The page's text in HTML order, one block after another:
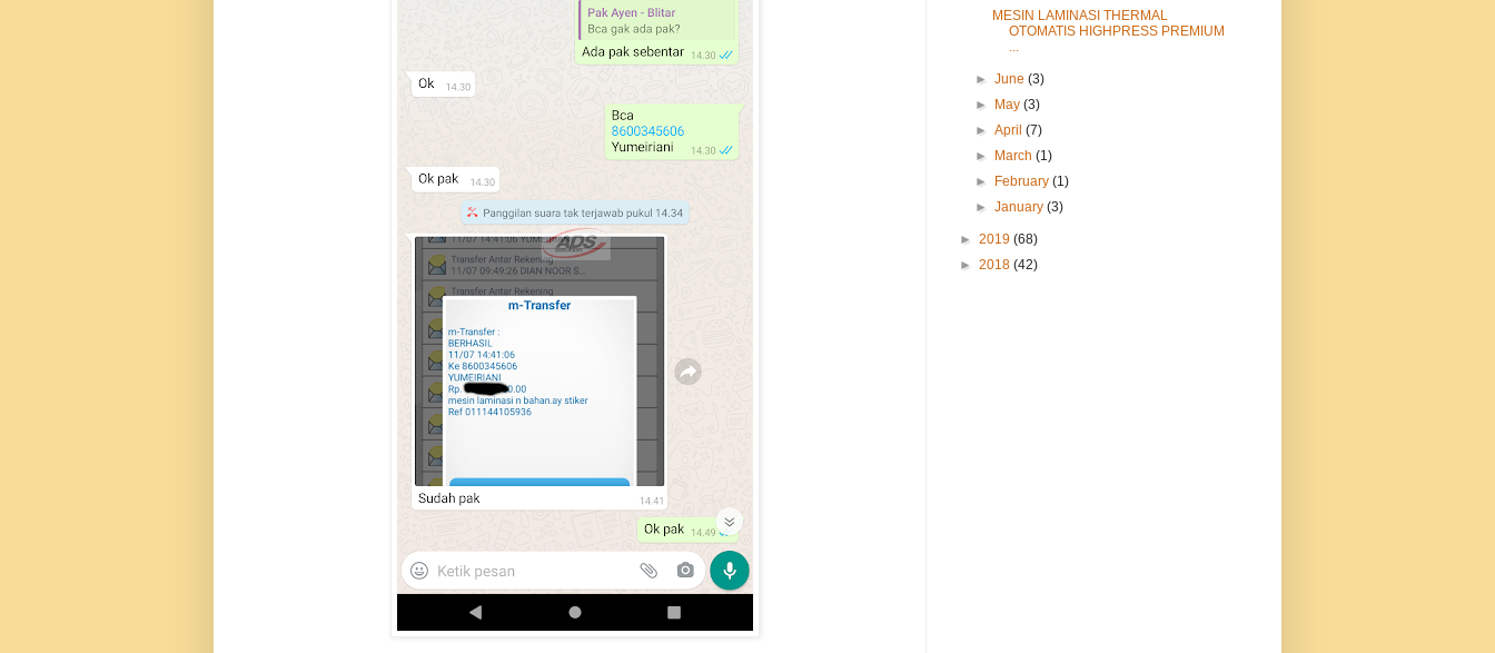
MESIN LAMINASI THERMAL
OTOMATIS HIGHPRESS PREMIUM
...
►June(3)
►
May(3)
►April(7)
►
March(1)
►
February(1)
►January(3)
► 2019 (68)
► 2018 (42)